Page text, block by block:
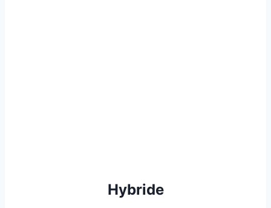
Hybride